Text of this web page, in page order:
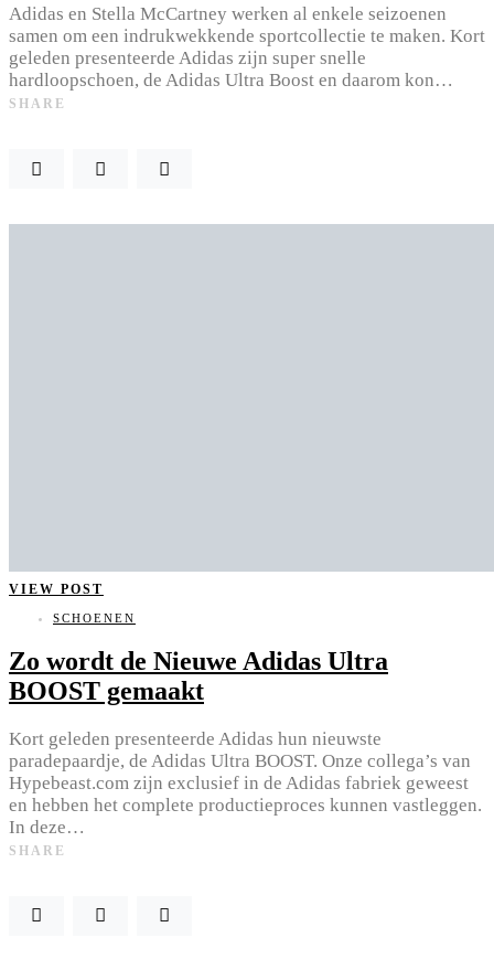
Adidas en Stella McCartney werken al enkele seizoenen
samen om een indrukwekkende sportcollectie te maken. Kort
geleden presenteerde Adidas zijn super snelle
hardloopschoen, de Adidas Ultra Boost en daarom kon…
SHARE
VIEW POST
SCHOENEN
Zo wordt de Nieuwe Adidas Ultra
BOOST gemaakt
Kort geleden presenteerde Adidas hun nieuwste
paradepaardje, de Adidas Ultra BOOST. Onze collega’s van
Hypebeast.com zijn exclusief in de Adidas fabriek geweest
en hebben het complete productieproces kunnen vastleggen.
In deze…
SHARE